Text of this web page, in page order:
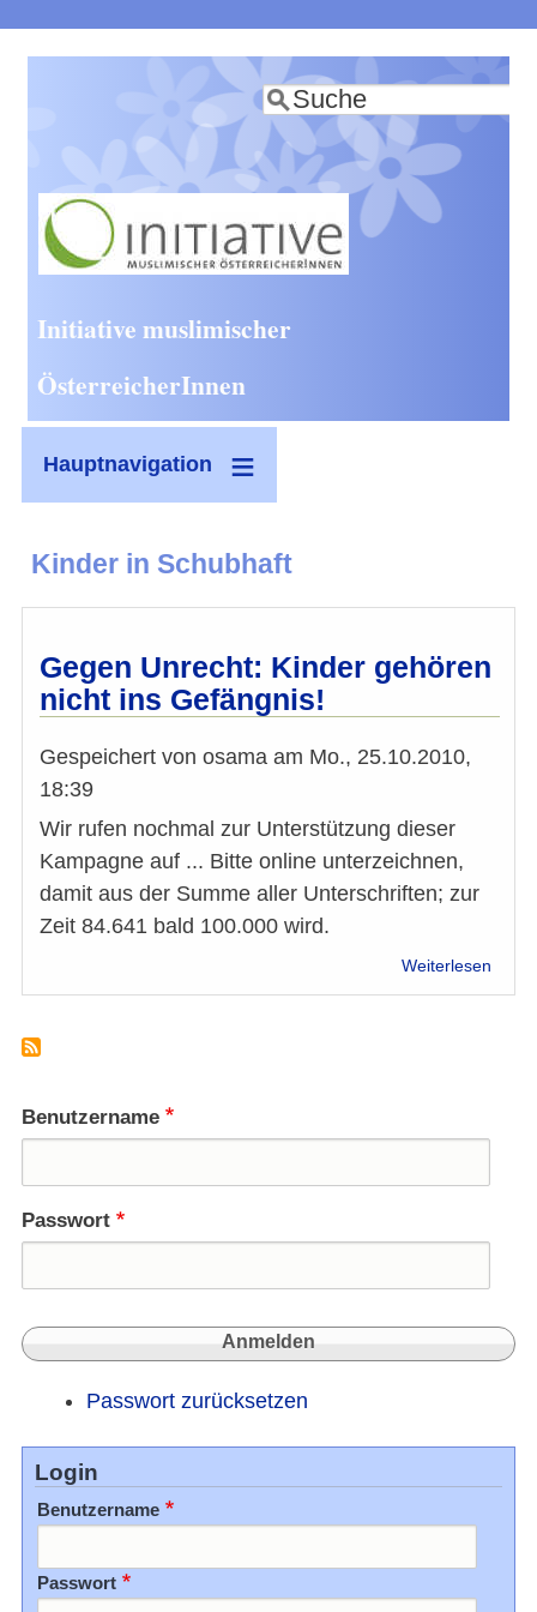
zum
Inhalt
Suche
Initiative muslimischer
ÖsterreicherInnen
Hauptnavigation
Kinder in Schubhaft
Gegen Unrecht: Kinder gehören
nicht ins Gefängnis!
Gespeichert von osama am Mo., 25.10.2010,
18:39
Wir rufen nochmal zur Unterstützung dieser
Kampagne auf ... Bitte online unterzeichnen,
damit aus der Summe aller Unterschriften; zur
Zeit 84.641 bald 100.000 wird.
Weiterlesen
Benutzername
Passwort
Passwort zurücksetzen
Login
Benutzername
Passwort